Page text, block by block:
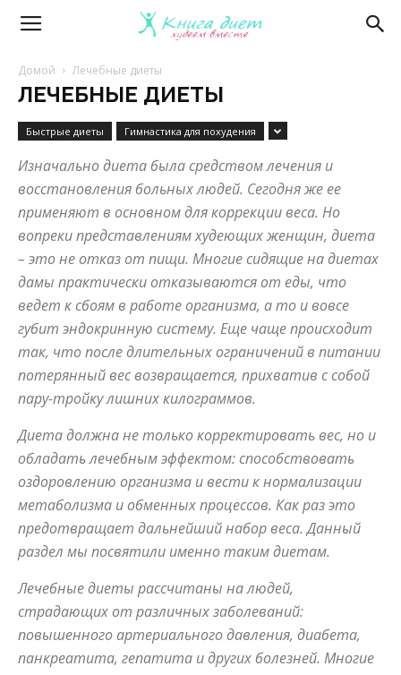
Книга
диет
эффективные
диеты
советы
для
похудения
Домой Лечебные диеты
ЛЕЧЕБНЫЕ ДИЕТЫ
Быстрые диеты Гимнастика для похудения
Изначально диета была средством лечения и
восстановления больных людей. Сегодня же ее
применяют в основном для коррекции веса. Но
вопреки представлениям худеющих женщин, диета
– это не отказ от пищи. Многие сидящие на диетах
дамы практически отказываются от еды, что
ведет к сбоям в работе организма, а то и вовсе
губит эндокринную систему. Еще чаще происходит
так, что после длительных ограничений в питании
потерянный вес возвращается, прихватив с собой
пару-тройку лишних килограммов.
Диета должна не только корректировать вес, но и
обладать лечебным эффектом: способствовать
оздоровлению организма и вести к нормализации
метаболизма и обменных процессов. Как раз это
предотвращает дальнейший набор веса. Данный
раздел мы посвятили именно таким диетам.
Лечебные диеты рассчитаны на людей,
страдающих от различных заболеваний:
повышенного артериального давления, диабета,
панкреатита, гепатита и других болезней. Многие